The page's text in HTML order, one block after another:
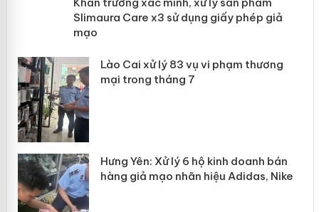
Slimaura Care x3 sử dụng giấy phép giả
mạo
Lào Cai xử lý 83 vụ vi phạm thương
mại trong tháng 7
Hưng Yên: Xử lý 6 hộ kinh doanh bán
hàng giả mạo nhãn hiệu Adidas, Nike